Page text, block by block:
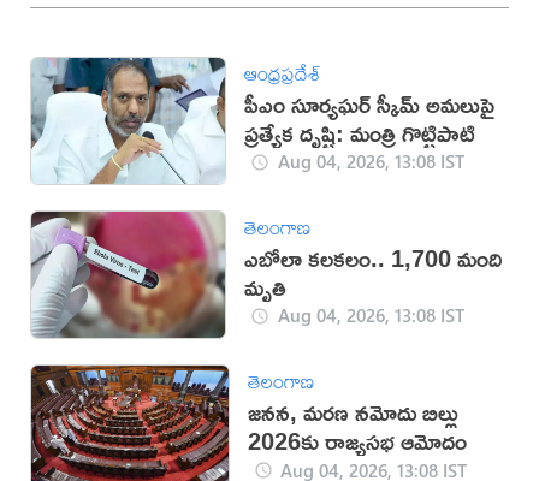
ఆంధ్రప్రదేశ్
పీఎం సూర్యఘర్ స్కీమ్ అమలుపై
ప్రత్యేక దృష్టి: మంత్రి గొట్టిపాటి
Aug 04, 2026, 13:08 IST
తెలంగాణ
ఎబోలా కలకలం.. 1,700 మంది
మృతి
Aug 04, 2026, 13:08 IST
తెలంగాణ
జనన, మరణ నమోదు బిల్లు
2026కు రాజ్యసభ ఆమోదం
Aug 04, 2026, 13:08 IST